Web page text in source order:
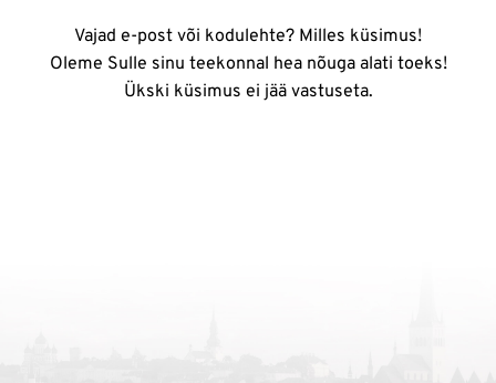
Vajad e-post või kodulehte? Milles küsimus!
Oleme Sulle sinu teekonnal hea nõuga alati toeks!
Ükski küsimus ei jää vastuseta.